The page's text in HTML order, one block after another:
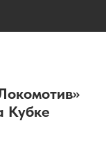
Кубке